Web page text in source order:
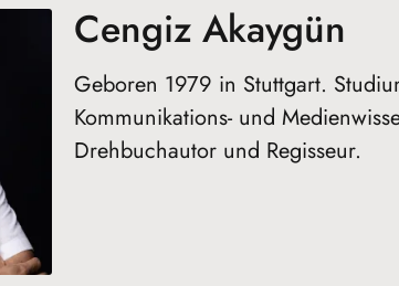
Cengiz Akaygün
Geboren 1979 in Stuttgart.
Kommunikations- und
Drehbuchautor und Regisseur.